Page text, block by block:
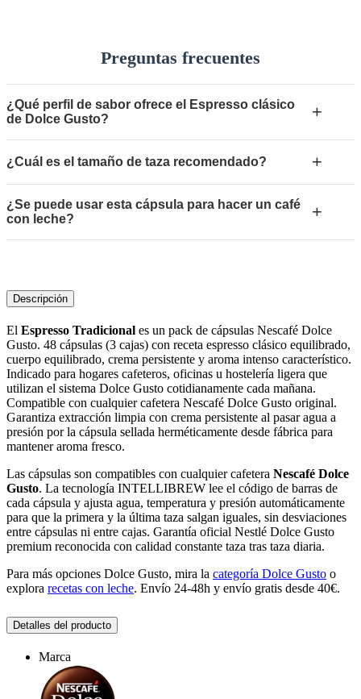
Preguntas frecuentes
¿Qué perfil de sabor ofrece el Espresso clásico
de Dolce Gusto?
+
¿Cuál es el tamaño de taza recomendado? +
¿Se puede usar esta cápsula para hacer un café
con leche?
+
Descripción
El Espresso Tradicional es un pack de cápsulas Nescafé Dolce
Gusto. 48 cápsulas (3 cajas) con receta espresso clásico equilibrado,
cuerpo equilibrado, crema persistente y aroma intenso característico.
Indicado para hogares cafeteros, oficinas u hostelería ligera que
utilizan el sistema Dolce Gusto cotidianamente cada mañana.
Compatible con cualquier cafetera Nescafé Dolce Gusto original.
Garantiza extracción limpia con crema persistente al pasar agua a
presión por la cápsula sellada herméticamente desde fábrica para
mantener aroma fresco.
Las cápsulas son compatibles con cualquier cafetera Nescafé Dolce
Gusto. La tecnología INTELLIBREW lee el código de barras de
cada cápsula y ajusta agua, temperatura y presión automáticamente
para que la primera y la última taza salgan iguales, sin desviaciones
entre cápsulas ni entre cajas. Garantía oficial Nestlé Dolce Gusto
premium reconocida con calidad constante taza tras taza diaria.
Para más opciones Dolce Gusto, mira la categoría Dolce Gusto o
explora recetas con leche. Envío 24-48h y envío gratis desde 40€.
Detalles del producto
Marca